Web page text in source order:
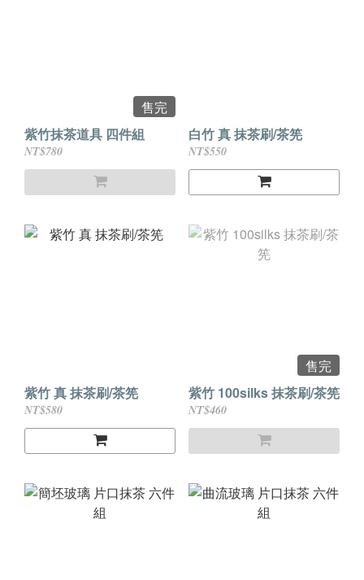
售完
紫竹抹茶道具 四件組
NT$780
白竹 真 抹茶刷/茶筅
NT$550
紫竹 真 抹茶刷/茶筅
NT$580
售完
紫竹 100silks 抹茶刷/茶筅
NT$460